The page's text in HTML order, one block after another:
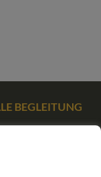
BEGLEITUNG